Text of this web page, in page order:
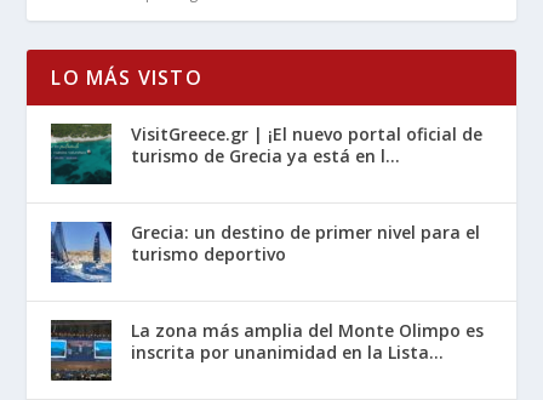
LO MÁS VISTO
VisitGreece.gr | ¡El nuevo portal oficial de
turismo de Grecia ya está en l...
Grecia: un destino de primer nivel para el
turismo deportivo
La zona más amplia del Monte Olimpo es
inscrita por unanimidad en la Lista...